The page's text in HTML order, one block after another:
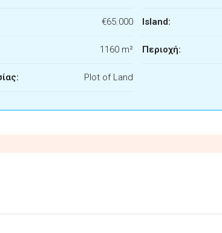
€65.000
1160 m²
Plot of Land
Island:
Περιοχή: